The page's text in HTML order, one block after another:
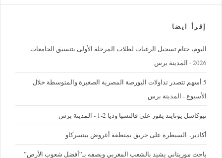
إقرأ ايضا
اليوم، ختام تسجيل الرغبات لطلاب المرحلة الأولى بتنسيق الجامعات
2026 - المدينة برس
5 أسهم تتصدر تداولات البورصة المصرية الصغيرة والمتوسطة خلال
الأسبوع - المدينة برس
نيوكاسل يونايتد يفوز على فالنسيا وديا 2-1 - المدينة برس
أكادير.. السيطرة على حريق بمنطقة أغروض ببنسركاو
باحث موريتاني يشيد بالشعب المغربي ويصفه بـ”أفضل شعوب الأرض”